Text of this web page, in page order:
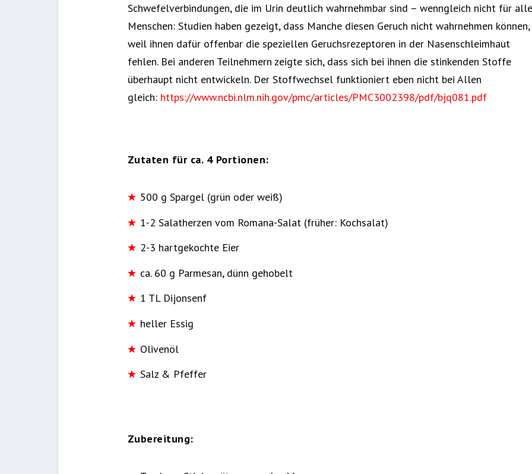
Schwefelverbindungen, die im Urin deutlich wahrnehmbar sind – wenngleich nicht für alle
Menschen: Studien haben gezeigt, dass Manche diesen Geruch nicht wahrnehmen können,
weil ihnen dafür offenbar die speziellen Geruchsrezeptoren in der Nasenschleimhaut
fehlen. Bei anderen Teilnehmern zeigte sich, dass sich bei ihnen die stinkenden Stoffe
überhaupt nicht entwickeln. Der Stoffwechsel funktioniert eben nicht bei Allen
gleich: https://www.ncbi.nlm.nih.gov/pmc/articles/PMC3002398/pdf/bjq081.pdf
Zutaten für ca. 4 Portionen:
500 g Spargel (grün oder weiß)
1-2 Salatherzen vom Romana-Salat (früher: Kochsalat)
2-3 hartgekochte Eier
ca. 60 g Parmesan, dünn gehobelt
1 TL Dijonsenf
heller Essig
Olivenöl
Salz & Pfeffer
Zubereitung: